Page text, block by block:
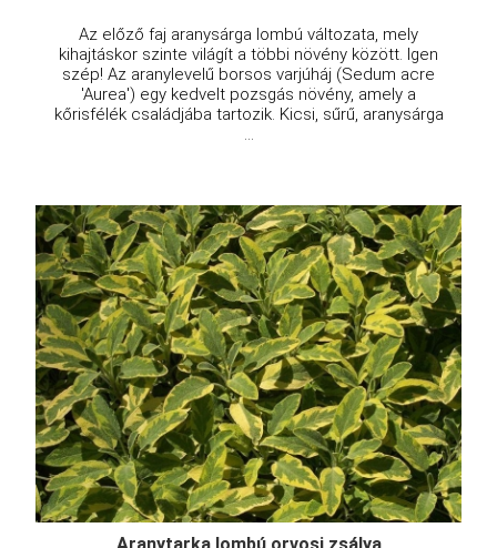
Az előző faj aranysárga lombú változata, mely
kihajtáskor szinte világít a többi növény között. Igen
szép! Az aranylevelű borsos varjúháj (Sedum acre
'Aurea') egy kedvelt pozsgás növény, amely a
kőrisfélék családjába tartozik. Kicsi, sűrű, aranysárga
...